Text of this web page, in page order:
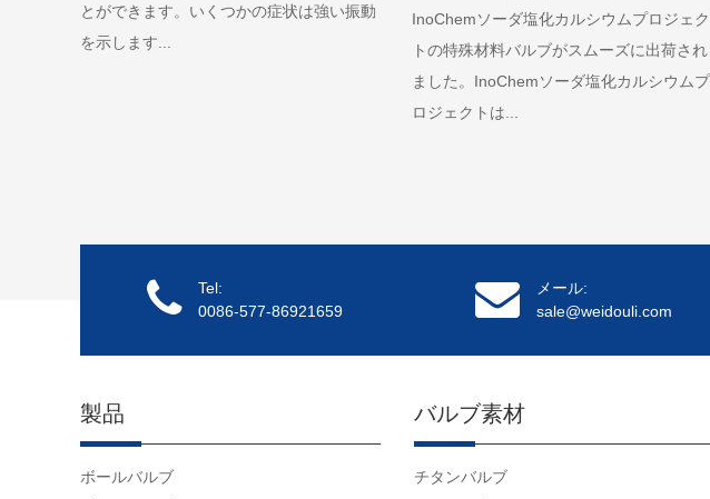
とができます。いくつかの症状は強い振動
を示します...
InoChemソーダ塩化カルシウムプロジェク
トの特殊材料バルブがスムーズに出荷され
ました。InoChemソーダ塩化カルシウムプ
ロジェクトは...
Tel:
0086-577-86921659
メール:
sale@weidouli.com
製品
ボールバルブ
バルブ素材
チタンバルブ